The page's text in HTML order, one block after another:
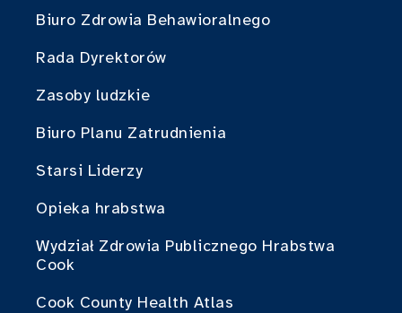
Biuro Zdrowia Behawioralnego
Rada Dyrektorów
Zasoby ludzkie
Biuro Planu Zatrudnienia
Starsi Liderzy
Opieka hrabstwa
Wydział Zdrowia Publicznego Hrabstwa
Cook
Cook County Health Atlas